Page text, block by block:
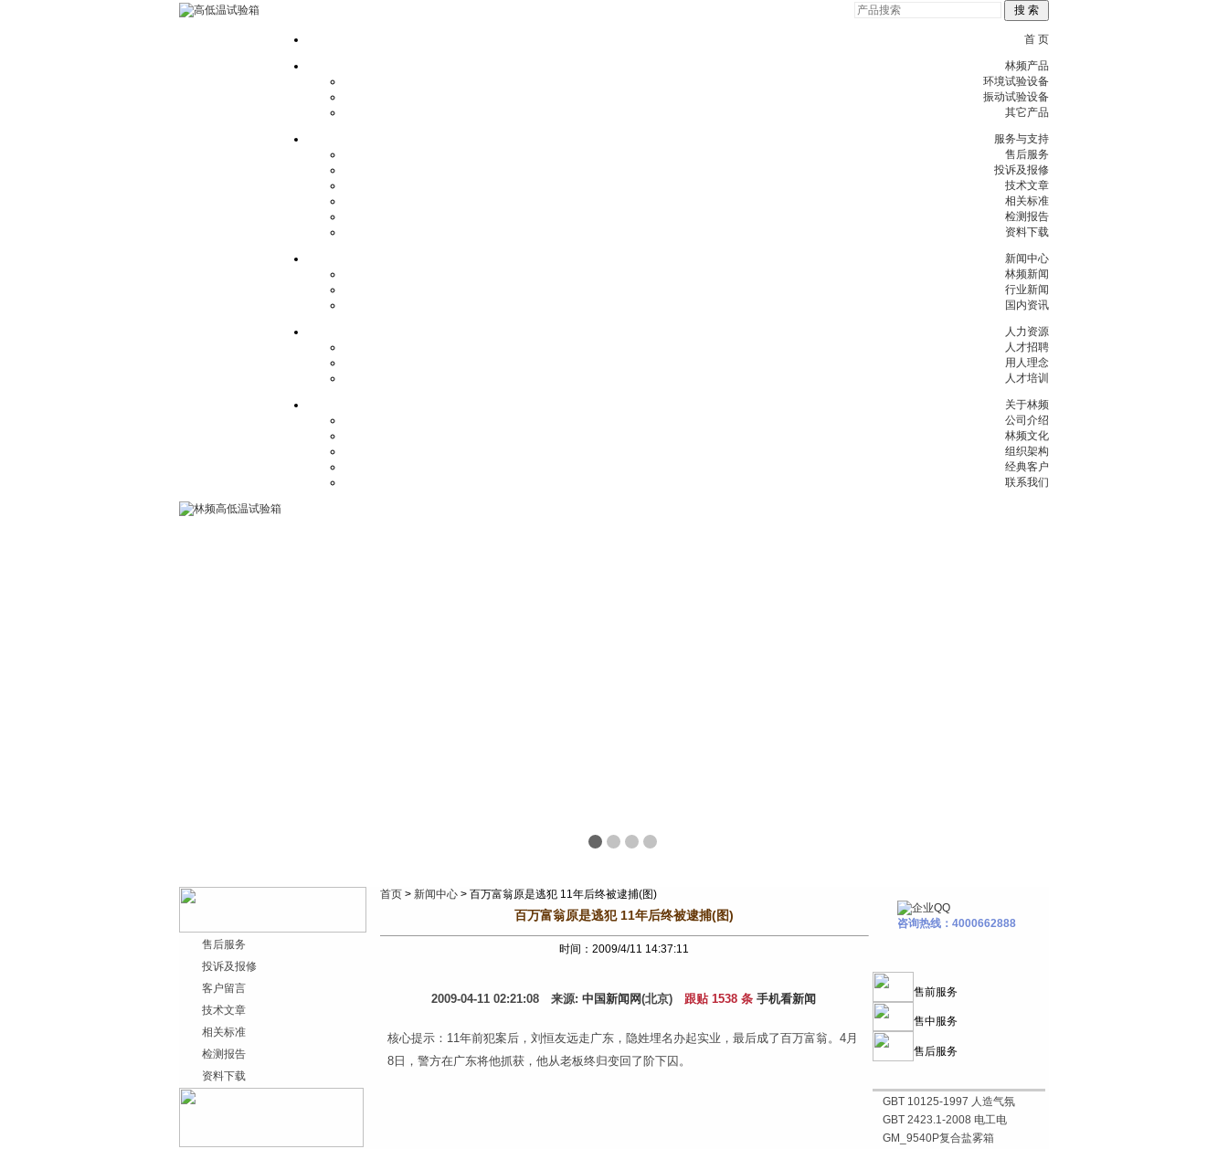
首 页
林频产品
环境试验设备
振动试验设备
其它产品
服务与支持
售后服务
投诉及报修
技术文章
相关标准
检测报告
资料下载
新闻中心
林频新闻
行业新闻
国内资讯
人力资源
人才招聘
用人理念
人才培训
关于林频
公司介绍
林频文化
组织架构
经典客户
联系我们
售后服务
投诉及报修
客户留言
技术文章
相关标准
检测报告
资料下载
首页 > 新闻中心 > 百万富翁原是逃犯 11年后终被逮捕(图)
百万富翁原是逃犯 11年后终被逮捕(图)
时间：2009/4/11 14:37:11
2009-04-11 02:21:08 来源: 中国新闻网(北京) 跟贴 1538 条 手机看新闻
核心提示：11年前犯案后，刘恒友远走广东，隐姓埋名办起实业，最后成了百万富翁。4月
8日，警方在广东将他抓获，他从老板终归变回了阶下囚。
咨询热线：4000662888
售前服务
售中服务
售后服务
GBT 10125-1997 人造气氛
GBT 2423.1-2008 电工电
GM_9540P复合盐雾箱